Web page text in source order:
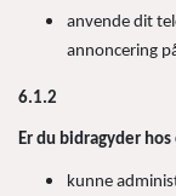
anvende dit
annoncering
6.1.2
Er du bidragyder
kunne